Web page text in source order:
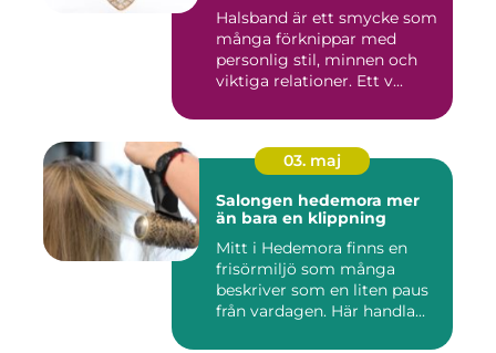
Halsband är ett smycke som
många förknippar med
personlig stil, minnen och
viktiga relationer. Ett v...
03. maj
Salongen hedemora mer
än bara en klippning
Mitt i Hedemora finns en
frisörmiljö som många
beskriver som en liten paus
från vardagen. Här handla...